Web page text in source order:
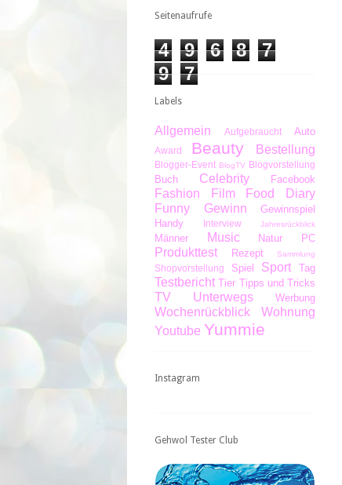
Seitenaufrufe
4 9 6 8
7
9
7
Labels
Allgemein Aufgebraucht Auto
Award Beauty Bestellung
Blogger-Event BlogTV Blogvorstellung
Buch Celebrity Facebook
Fashion Film
Food Diary
Funny
Gewinn
Gewinnspiel
Handy
Interview Jahresrückblick
Männer Music Natur PC
Produkttest Rezept Sammlung
Shopvorstellung Spiel Sport Tag
Testbericht Tier Tipps und Tricks
TV Unterwegs Werbung
Wochenrückblick
Wohnung
Youtube Yummie
Instagram
Gehwol Tester Club